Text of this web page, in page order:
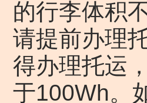
的行李体积
请提前办理
得办理托运
于100Wh。